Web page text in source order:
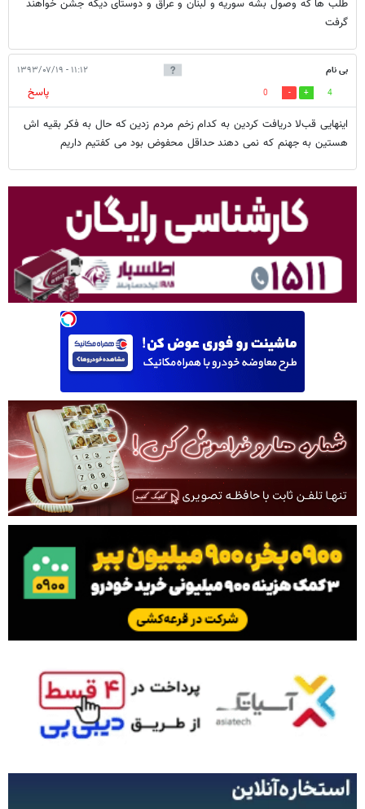
طلب ها که وصول بشه سوریه و لبنان و عراق و دوستای دیگه جشن خواهند
گرفت
بی نام ۱۱:۱۲ - ۱۳۹۳/۰۷/۱۹
4
0
پاسخ
اينهايى قبﻻ دريافت كردين به كدام زخم مردم زدين كه حال به فكر بقيه اش
هستين به جهنم كه نمى دهند حداقل محفوض بود مى كفتيم داريم